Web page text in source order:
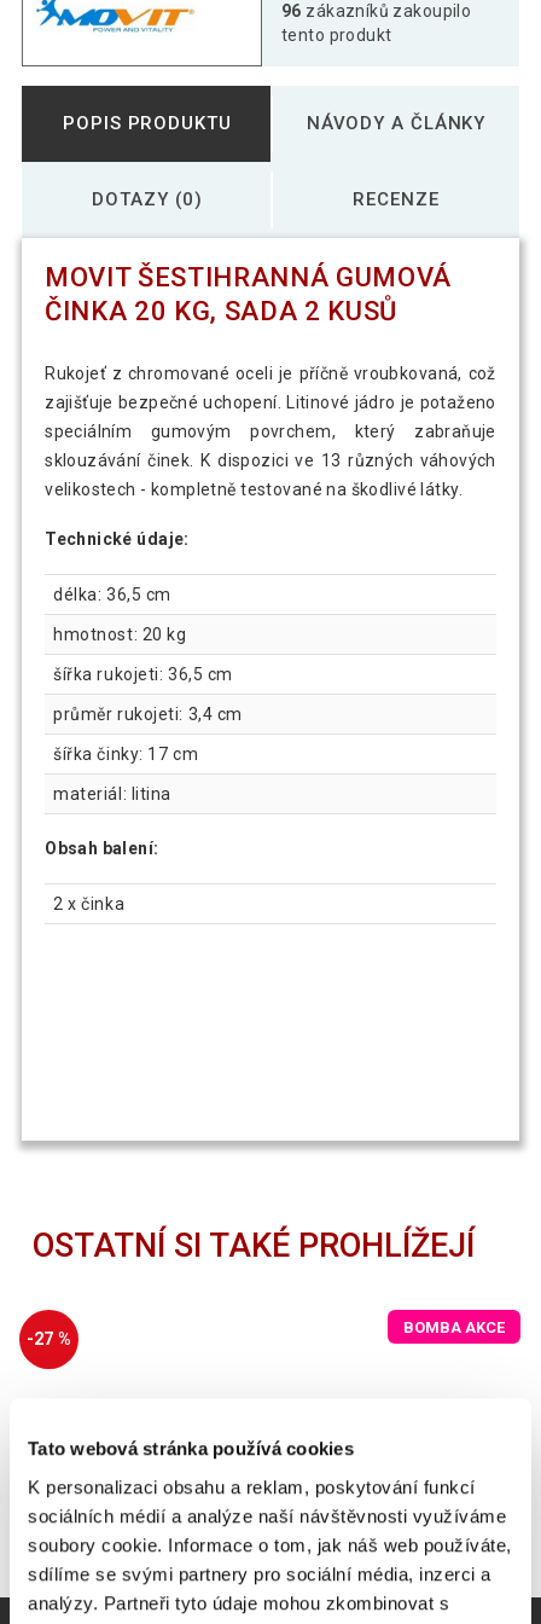
Tato webová stránka používá cookies
K personalizaci obsahu a reklam, poskytování funkcí
sociálních médií a analýze naší návštěvnosti využíváme
soubory cookie. Informace o tom, jak náš web používáte,
sdílíme se svými partnery pro sociální média, inzerci a
analýzy. Partneři tyto údaje mohou zkombinovat s
96 zákazníků zakoupilo
tento produkt
POPIS PRODUKTU NÁVODY A ČLÁNKY
DOTAZY (0) RECENZE
MOVIT ŠESTIHRANNÁ GUMOVÁ
ČINKA 20 KG, SADA 2 KUSŮ
Rukojeť z chromované oceli je příčně vroubkovaná, což
zajišťuje bezpečné uchopení. Litinové jádro je potaženo
speciálním gumovým povrchem, který zabraňuje
sklouzávání činek. K dispozici ve 13 různých váhových
velikostech - kompletně testované na škodlivé látky.
Technické údaje:
délka: 36,5 cm
hmotnost: 20 kg
šířka rukojeti: 36,5 cm
průměr rukojeti: 3,4 cm
šířka činky: 17 cm
materiál: litina
Obsah balení:
2 x činka
OSTATNÍ SI TAKÉ PROHLÍŽEJÍ
-27 %
BOMBA AKCE